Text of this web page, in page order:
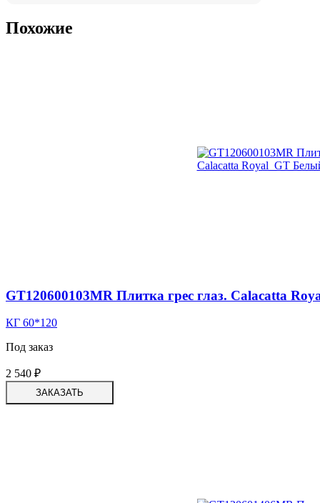
Похожие
GT120600103MR Плитка грес глаз. Calacatta
КГ 60*120
Под заказ
2 540 ₽
ЗАКАЗАТЬ